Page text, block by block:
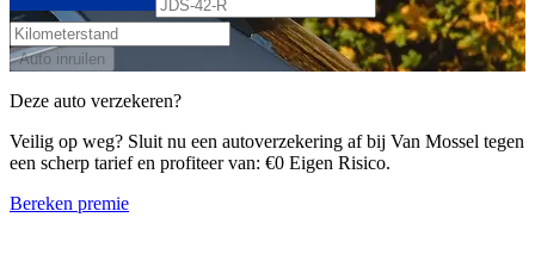
Auto inruilen
Deze auto verzekeren?
Veilig op weg? Sluit nu een autoverzekering af bij Van Mossel tegen
een scherp tarief en profiteer van: €0 Eigen Risico.
Bereken premie